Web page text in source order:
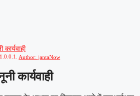
Author: jantaNow
कार्यवाही